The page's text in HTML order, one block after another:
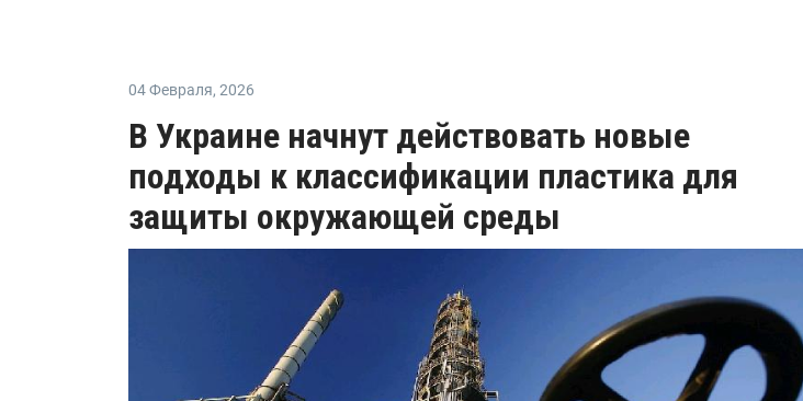
04 Февраля, 2026
В Украине начнут действовать новые
подходы к классификации пластика для
защиты окружающей среды